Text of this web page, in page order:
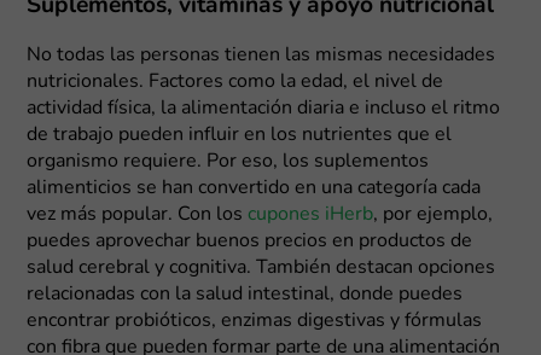
Suplementos, vitaminas y apoyo nutricional
No todas las personas tienen las mismas necesidades
nutricionales. Factores como la edad, el nivel de
actividad física, la alimentación diaria e incluso el ritmo
de trabajo pueden influir en los nutrientes que el
organismo requiere. Por eso, los suplementos
alimenticios se han convertido en una categoría cada
vez más popular. Con los cupones iHerb, por ejemplo,
puedes aprovechar buenos precios en productos de
salud cerebral y cognitiva. También destacan opciones
relacionadas con la salud intestinal, donde puedes
encontrar probióticos, enzimas digestivas y fórmulas
con fibra que pueden formar parte de una alimentación